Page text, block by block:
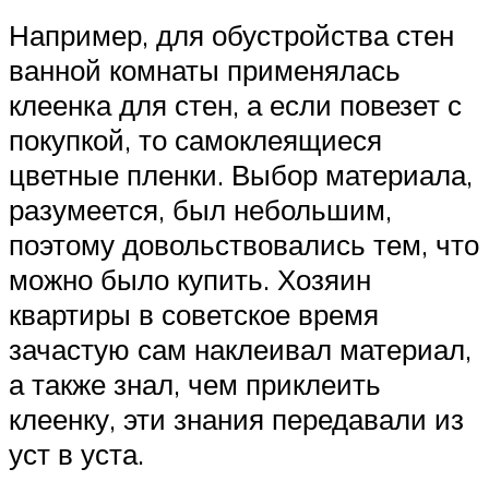
Например, для обустройства стен
ванной комнаты применялась
клеенка для стен, а если повезет с
покупкой, то самоклеящиеся
цветные пленки. Выбор материала,
разумеется, был небольшим,
поэтому довольствовались тем, что
можно было купить. Хозяин
квартиры в советское время
зачастую сам наклеивал материал,
а также знал, чем приклеить
клеенку, эти знания передавали из
уст в уста.